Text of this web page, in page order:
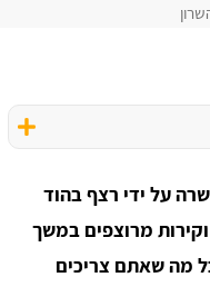
על ידי רצף בהוד
מרוצפים במשך
מה שאתם צריכים